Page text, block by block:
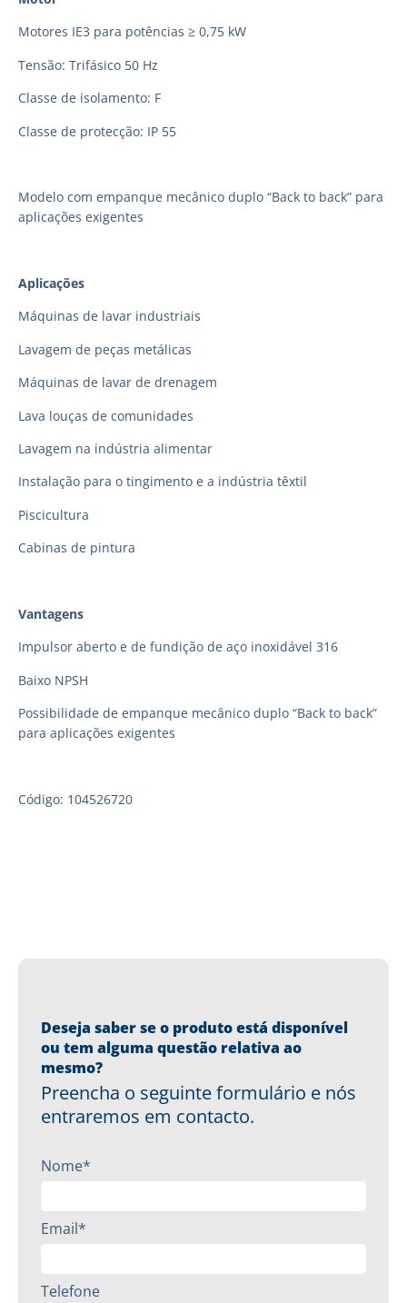
Motores IE3 para potências ≥ 0,75 kW
Tensão: Trifásico 50 Hz
Classe de isolamento: F
Classe de protecção: IP 55
Modelo com empanque mecânico duplo “Back to back” para
aplicações exigentes
Aplicações
Máquinas de lavar industriais
Lavagem de peças metálicas
Máquinas de lavar de drenagem
Lava louças de comunidades
Lavagem na indústria alimentar
Instalação para o tingimento e a indústria têxtil
Piscicultura
Cabinas de pintura
Vantagens
Impulsor aberto e de fundição de aço inoxidável 316
Baixo NPSH
Possibilidade de empanque mecânico duplo “Back to back”
para aplicações exigentes
Código: 104526720
Deseja saber se o produto está disponível
ou tem alguma questão relativa ao
mesmo?
Preencha o seguinte formulário e nós
entraremos em contacto.
Nome*
Email*
Telefone